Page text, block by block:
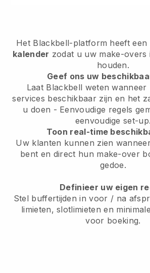
Het Blackbell-platform heeft een
kalender zodat u uw make-overs
houden.
Geef ons uw
Laat Blackbell weten
services beschikbaar zijn en het
u doen - Eenvoudige regels
eenvoudige set-up.
Toon real-time
Uw klanten kunnen zien
bent en direct hun make-over
gedoe.
Definieer uw eigen
Stel buffertijden in voor / na
limieten, slotlimieten en
voor boeking.